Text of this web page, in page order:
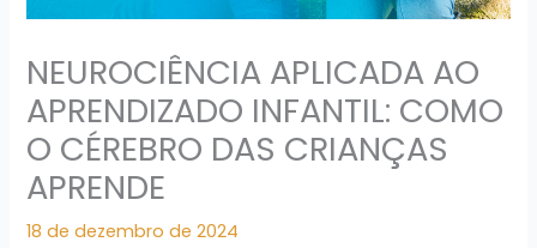
NEUROCIÊNCIA APLICADA AO
APRENDIZADO INFANTIL: COMO
O CÉREBRO DAS CRIANÇAS
APRENDE
18 de dezembro de 2024